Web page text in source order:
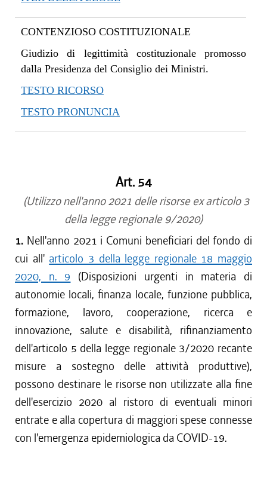
CONTENZIOSO COSTITUZIONALE
Giudizio di legittimità costituzionale promosso
dalla Presidenza del Consiglio dei Ministri.
TESTO RICORSO
TESTO PRONUNCIA
Art. 54
(Utilizzo nell'anno 2021 delle risorse ex articolo 3
della legge regionale 9/2020)
1. Nell'anno 2021 i Comuni beneficiari del fondo di
cui all' articolo 3 della legge regionale 18 maggio
2020, n. 9 (Disposizioni urgenti in materia di
autonomie locali, finanza locale, funzione pubblica,
formazione, lavoro, cooperazione, ricerca e
innovazione, salute e disabilità, rifinanziamento
dell'articolo 5 della legge regionale 3/2020 recante
misure a sostegno delle attività produttive),
possono destinare le risorse non utilizzate alla fine
dell'esercizio 2020 al ristoro di eventuali minori
entrate e alla copertura di maggiori spese connesse
con l'emergenza epidemiologica da COVID-19.